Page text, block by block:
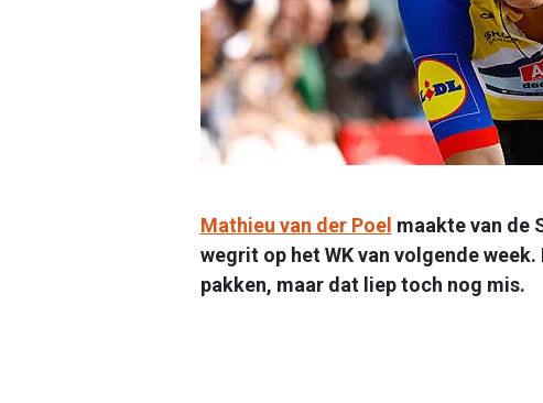
Mathieu van der Poel maakte van de
wegrit op het WK van volgende
pakken, maar dat liep toch nog mis.